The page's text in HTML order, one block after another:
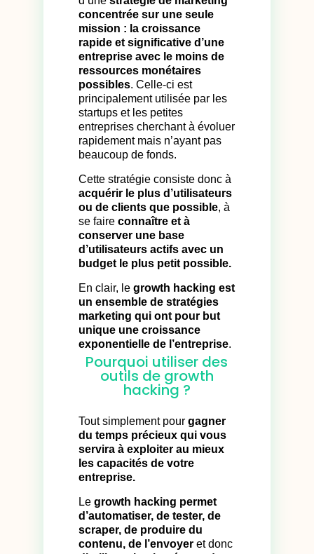
concentrée sur une seule
mission : la croissance
rapide et significative d’une
entreprise avec le moins de
ressources monétaires
possibles. Celle-ci est
principalement utilisée par les
startups et les petites
entreprises cherchant à évoluer
rapidement mais n’ayant pas
beaucoup de fonds.
Cette stratégie consiste donc à
acquérir le plus d’utilisateurs
ou de clients que possible, à
se faire connaître et à
conserver une base
d’utilisateurs actifs avec un
budget le plus petit possible.
En clair, le growth hacking est
un ensemble de stratégies
marketing qui ont pour but
unique une croissance
exponentielle de l’entreprise.
Pourquoi utiliser des
outils de growth
hacking ?
Tout simplement pourgagner
du temps précieux qui vous
servira à exploiter au mieux
les capacités de votre
entreprise.
Le growth hacking permet
d’automatiser, de tester, de
scraper, de produire du
contenu, de l’envoyeret donc